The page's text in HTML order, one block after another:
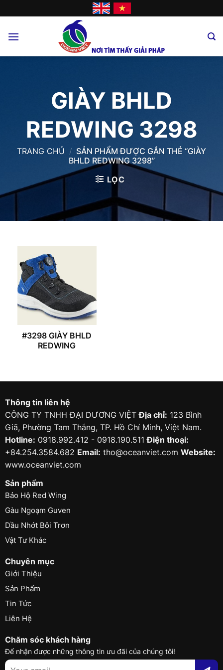
to
GIÀY BHLD
REDWING 3298
TRANG CHỦ / SẢN PHẨM ĐƯỢC GẮN THẺ “GIÀY
BHLD REDWING 3298”
LỌC
#3298 GIÀY BHLD
REDWING
Thông tin liên hệ
CÔNG TY TNHH ĐẠI DƯƠNG VIỆTĐịa chỉ: 123 Bình
Giã, Phường Tam Thắng, TP. Hồ Chí Minh, Việt Nam.
Hotline: 0918.992.412 - 0918.190.511Điện thoại:
+84.254.3584.682 Email: tho@oceanviet.com Website:
www.oceanviet.com
Sản phẩm
Bảo Hộ Red Wing
Gàu Ngoạm Guven
Dầu Nhớt Bôi Trơn
Vật Tư Khác
Chuyên mục
Giới Thiệu
Sản Phẩm
Tin Tức
Liên Hệ
Chăm sóc khách hàng
Để nhận được những thông tin ưu đãi của chúng tôi!